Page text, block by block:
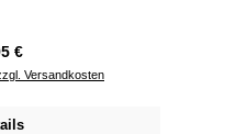
Preis:
€
Versandkosten